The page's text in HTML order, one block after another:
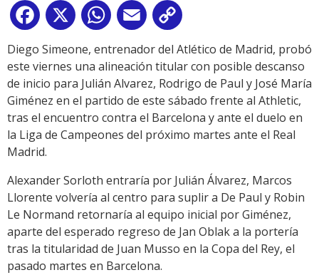
Facebook
X WhatsApp
Email
Link
Diego Simeone, entrenador del Atlético de Madrid, probó
este viernes una alineación titular con posible descanso
de inicio para Julián Alvarez, Rodrigo de Paul y José María
Giménez en el partido de este sábado frente al Athletic,
tras el encuentro contra el Barcelona y ante el duelo en
la Liga de Campeones del próximo martes ante el Real
Madrid.
Alexander Sorloth entraría por Julián Álvarez, Marcos
Llorente volvería al centro para suplir a De Paul y Robin
Le Normand retornaría al equipo inicial por Giménez,
aparte del esperado regreso de Jan Oblak a la portería
tras la titularidad de Juan Musso en la Copa del Rey, el
pasado martes en Barcelona.